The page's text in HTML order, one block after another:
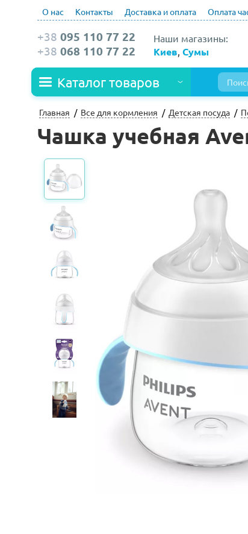
О нас Контакты Доставка и оплата Оплата
Наши магазины:
Киев Сумы
+38 095 110 77 22
+38 068 110 77 22
Каталог товаров
Главная Все для кормления Детская посуда
Чашка учебная